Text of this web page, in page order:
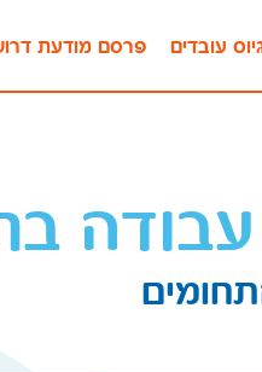
פרסם מודעת עובדים